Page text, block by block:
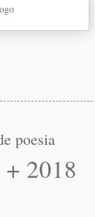
poesia
2018